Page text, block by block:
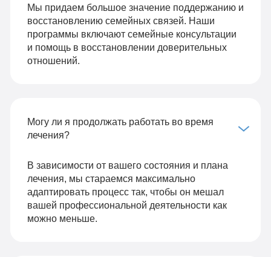
Мы придаем большое значение поддержанию и
восстановлению семейных связей. Наши
программы включают семейные консультации
и помощь в восстановлении доверительных
отношений.
Могу ли я продолжать работать во время
лечения?
В зависимости от вашего состояния и плана
лечения, мы стараемся максимально
адаптировать процесс так, чтобы он мешал
вашей профессиональной деятельности как
можно меньше.